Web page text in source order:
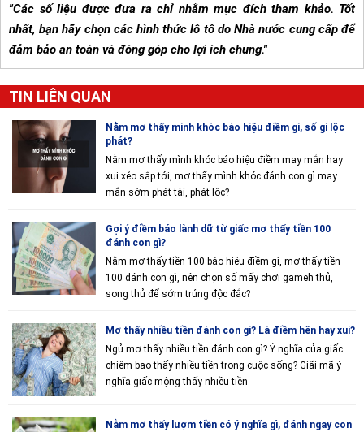
"Các số liệu được đưa ra chỉ nhằm mục đích tham khảo. Tốt
nhất, bạn hãy chọn các hình thức lô tô do Nhà nước cung cấp để
đảm bảo an toàn và đóng góp cho lợi ích chung."
TIN LIÊN QUAN
Nằm mơ thấy mình khóc báo hiệu điềm gì, số gì lộc
phát?
Nằm mơ thấy mình khóc báo hiệu điềm may mắn hay
xui xẻo sắp tới, mơ thấy mình khóc đánh con gì may
mắn sớm phát tài, phát lộc?
Gợi ý điềm báo lành dữ từ giấc mơ thấy tiền 100
đánh con gì?
Nằm mơ thấy tiền 100 báo hiệu điềm gì, mơ thấy tiền
100 đánh con gì, nên chọn số mấy chơi gameh thủ,
song thủ để sớm trúng độc đắc?
Mơ thấy nhiều tiền đánh con gì? Là điềm hên hay xui?
Ngủ mơ thấy nhiều tiền đánh con gì? Ý nghĩa của giấc
chiêm bao thấy nhiều tiền trong cuộc sống? Giãi mã ý
nghĩa giấc mộng thấy nhiều tiền
Nằm mơ thấy lượm tiền có ý nghĩa gì, đánh ngay con